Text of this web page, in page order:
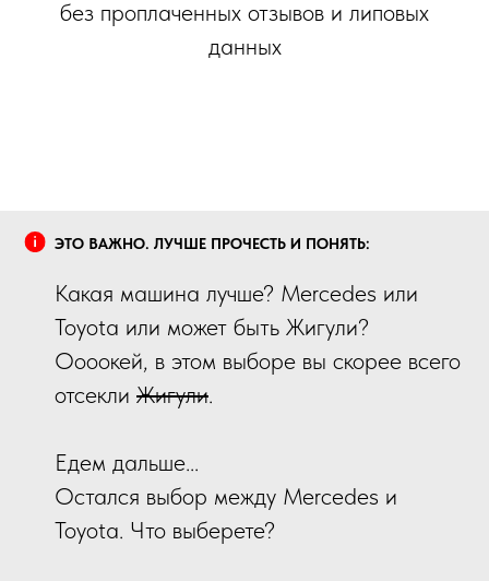
без проплаченных отзывов и липовых
данных
ЭТО ВАЖНО. ЛУЧШЕ ПРОЧЕСТЬ И ПОНЯТЬ:
Какая машина лучше? Mercedes или
Toyota или может быть Жигули?
Оооокей, в этом выборе вы скорее всего
отсекли Жигули.
Едем дальше...
Остался выбор между Mercedes и
Toyota. Что выберете?